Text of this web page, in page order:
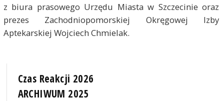
z biura prasowego Urzędu Miasta w Szczecinie oraz
prezes Zachodniopomorskiej Okręgowej Izby
Aptekarskiej Wojciech Chmielak.
Czas Reakcji 2026
ARCHIWUM 2025